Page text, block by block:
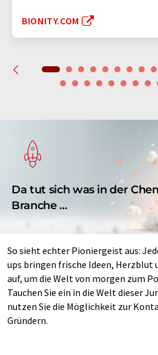
BIONITY.COM
Da tut sich was in der
Branche …
So sieht echter Pioniergeist aus:
ups bringen frische Ideen,
auf, um die Welt von morgen zum
Tauchen Sie ein in die Welt dieser
nutzen Sie die Möglichkeit zur
Gründern.